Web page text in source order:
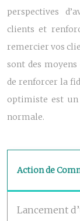
perspectives
clients et
remercier vos
sont des
de renforcer la
optimiste est
normale.
Action de
Lancement